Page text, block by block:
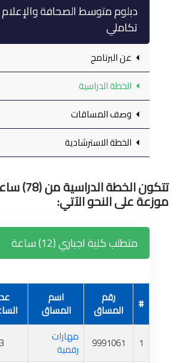
دبلوم متوسط الصحافة
تكاملي
عن البرنامج
الخطة الدراسية
وصف المساقات
الخطة الاسترشادية
تتكون
موزعة على النحو الآتي:
متطلب كلية اجباري (12) ساعة
# رقم
المساق
اسم
المساق
1
9991061 مهارات
رقمية 3